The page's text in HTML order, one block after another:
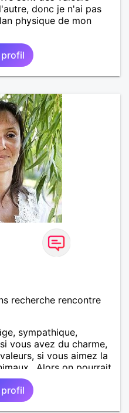
donc je n'ai pas
physique de mon
profil
recherche rencontre
sympathique,
vous avez du charme,
si vous aimez la
Alors on pourrait
pas à me contacter.
profil